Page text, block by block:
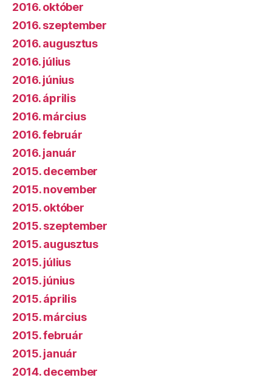
2016. október
2016. szeptember
2016. augusztus
2016. július
2016. június
2016. április
2016. március
2016. február
2016. január
2015. december
2015. november
2015. október
2015. szeptember
2015. augusztus
2015. július
2015. június
2015. április
2015. március
2015. február
2015. január
2014. december